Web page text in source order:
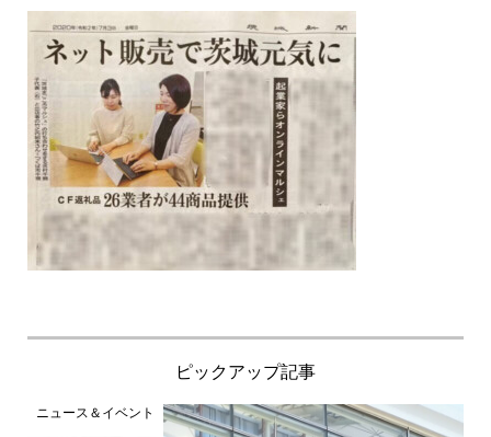
ピックアップ記事
ニュース＆イベント